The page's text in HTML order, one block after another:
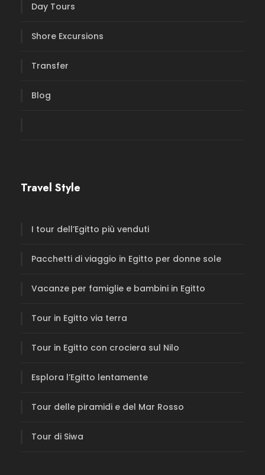
Day Tours
Shore Excursions
Transfer
Blog
Travel Style
I tour dell’Egitto più venduti
Pacchetti di viaggio in Egitto per donne sole
Vacanze per famiglie e bambini in Egitto
Tour in Egitto via terra
Tour in Egitto con crociera sul Nilo
Esplora l’Egitto lentamente
Tour delle piramidi e del Mar Rosso
Tour di Siwa